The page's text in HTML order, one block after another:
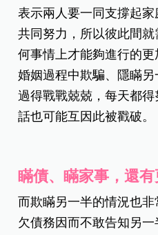
表示兩人要一同支撐起
共同努力，所以彼此間
何事情上才能夠進行的
婚姻過程中欺騙、隱瞞
過得戰戰兢兢，每天都
話也可能互因此被戳破。
瞞債、瞞家事，還
而欺瞞另一半的情況也
欠債務因而不敢告知另